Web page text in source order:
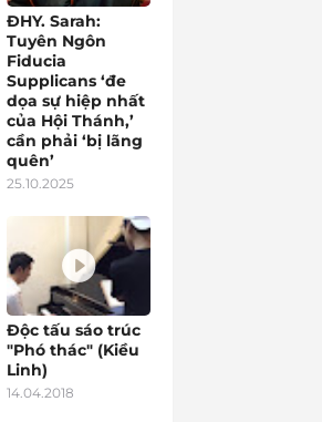
ĐHY. Sarah:
Tuyên Ngôn
Fiducia
Supplicans ‘đe
dọa sự hiệp nhất
của Hội Thánh,’
cần phải ‘bị lãng
quên’
25.10.2025
Độc tấu sáo trúc
"Phó thác" (Kiều
Linh)
14.04.2018